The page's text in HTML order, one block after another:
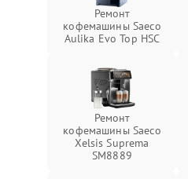
Ремонт
кофемашины Saeco
Aulika Evo Top HSC
Ремонт
кофемашины Saeco
Xelsis Suprema
SM8889